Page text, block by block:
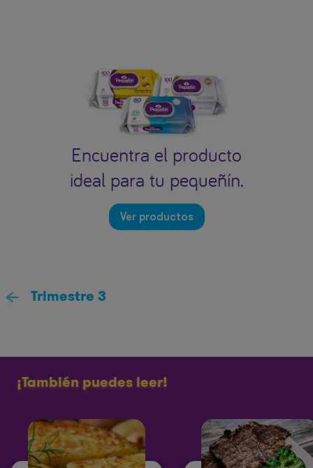
Encuentra el producto
ideal para tu pequeñín.
Ver productos
Trimestre 3
¡También puedes leer!